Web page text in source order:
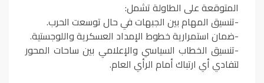
المتوقعة على الطاولة تشمل:
-تنسيق المهام بين الجبهات في حال توسعت الحرب.
-ضمان استمرارية خطوط الإمداد العسكرية واللوجستية.
-تنسيق الخطاب السياسي والإعلامي بين ساحات المحور
لتفادي أي ارتباك أمام الرأي العام.